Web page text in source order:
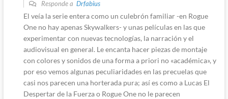
Responde a Drfabius
El veía la serie entera como un culebrón familiar -en Rogue
One no hay apenas Skywalkers- y unas películas en las que
experimentar con nuevas tecnologías, la narración y el
audiovisual en general. Le encanta hacer piezas de montaje
con colores y sonidos de una forma a priori no «académica», y
por eso vemos algunas peculiaridades en las precuelas que
casi nos parecen una horterada pura; así es como a Lucas El
Despertar de la Fuerza o Rogue One no le parecen